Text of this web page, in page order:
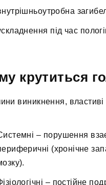
під час
крутиться
виникнення,
– порушення
(хронічне
– постійне